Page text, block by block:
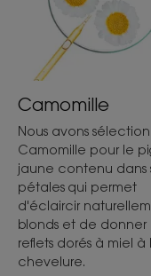
Avantage de la
Texture fluide.
Senteur du contenu
Camomille
Camomille
Nous avons
Camomille pour le
jaune contenu dans
pétales qui permet
d'éclaircir
blonds et de donner
reflets dorés à miel à
chevelure.